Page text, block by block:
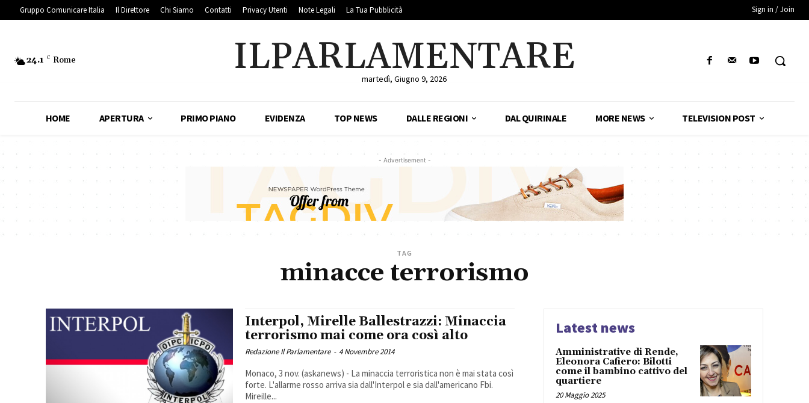
Gruppo Comunicare Italia Il Direttore Chi Siamo Contatti Privacy Utenti Note Legali La Tua Pubblicità Sign in / Join
24.1 C Rome ILPARLAMENTARE
martedì, Giugno 9, 2026
HOME APERTURA PRIMO PIANO EVIDENZA TOP NEWS DALLE REGIONI DAL QUIRINALE MORE NEWS TELEVISION POST
- Advertisement -
TAG
minacce terrorismo
Interpol, Mirelle Ballestrazzi: Minaccia
terrorismo mai come ora così alto
Redazione Il Parlamentare - 4 Novembre 2014
Monaco, 3 nov. (askanews) - La minaccia terroristica non è mai stata così
forte. L'allarme rosso arriva sia dall'Interpol e sia dall'americano Fbi.
Mireille...
Latest news
Amministrative di Rende,
Eleonora Cafiero: Bilotti
come il bambino cattivo del
quartiere
20 Maggio 2025